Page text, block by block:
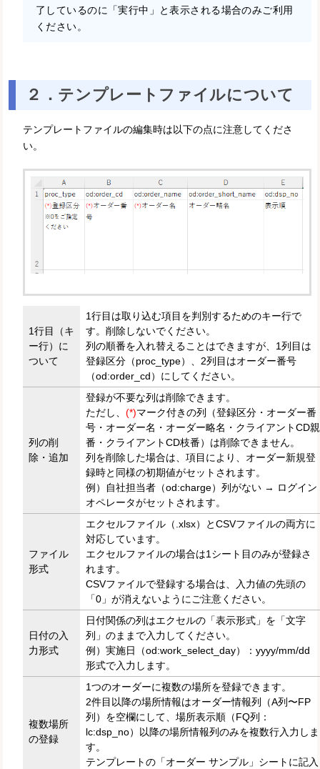
了しているのに「実行中」と表示される場合のみご利用
ください。
２．テンプレートファイルについて
テンプレートファイルの編集時は以下の点に注意してくださ
い。
1行目（キ
ー行）に
ついて
1行目は取り込む項目を判別するためのキー行で
す。削除しないでください。
列の順番を入れ替えることはできますが、1列目は
登録区分（proc_type）、2列目はオーダー番号
（od:order_cd）にしてください。
列の削
除・追加
登録が不要な列は削除できます。
ただし、 (*)マーク付きの列（登録区分・オーダー番
号・オーダー名・オーダー略名・クライアントCD親
番・クライアントCD枝番）は削除できません。
列を削除した場合は、項目により、オーダー新規登
録時と同様の初期値がセットされます。
例）自社担当者（od:charge）列がない → ログイン
オペレータがセットされます。
ファイル
形式
エクセルファイル（.xlsx）とCSVファイルの両方に
対応しています。
エクセルファイルの場合は1シート目のみが登録さ
れます。
CSVファイルで登録する場合は、入力値の先頭の
「0」が消えないようにご注意ください。
日付の入
力形式
日付関係の列はエクセルの「表示形式」を「文字
列」のままで入力してください。
例）実施日（od:work_select_day）：yyyy/mm/dd
形式で入力します。
複数場所
の登録
1つのオーダーに複数の場所を登録できます。
2件目以降の場所情報はオーダー情報列（A列〜FP
列）を空欄にして、場所表示順（FQ列：
lc:dsp_no）以降の場所情報列のみを複数行入力しま
す。
テンプレートの「オーダー サンプル」シートに記入